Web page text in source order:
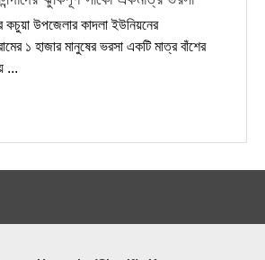
কচুয়া উপজেলার কাদলা ইউনিয়নের
১ হাজার মানুষের ভরসা একটি মাত্র বাঁশের
...